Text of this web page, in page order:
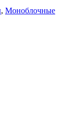
, Моноблочные